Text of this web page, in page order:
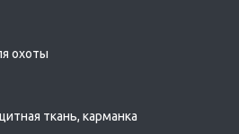
охоты
ткань, карманка